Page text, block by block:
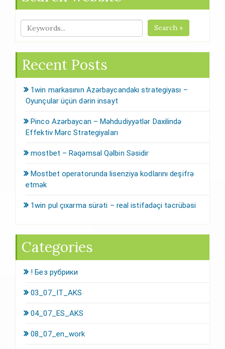
Search »
Recent Posts
1win markasının Azərbaycandakı strategiyası –
Oyunçular üçün dərin insayt
Pinco Azərbaycan – Məhdudiyyətlər Daxilində
Effektiv Mərc Strategiyaları
mostbet – Rəqəmsal Qəlbin Səsidir
Mostbet operatorunda lisenziya kodlarını deşifrə
etmək
1win pul çıxarma sürəti – real istifadəçi təcrübəsi
Categories
! Без рубрики
03_07_IT_AKS
04_07_ES_AKS
08_07_en_work